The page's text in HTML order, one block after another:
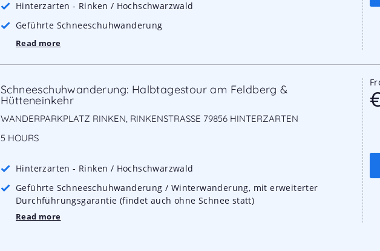
Hinterzarten - Rinken / Hochschwarzwald
Geführte Schneeschuhwanderung
Read more
Schneeschuhwanderung: Halbtagestour am Feldberg &
Hütteneinkehr
WANDERPARKPLATZ RINKEN, RINKENSTRASSE 79856 HINTERZARTEN
5 HOURS
Hinterzarten - Rinken / Hochschwarzwald
Geführte Schneeschuhwanderung / Winterwanderung, mit erweiterter
Durchführungsgarantie (findet auch ohne Schnee statt)
Read more